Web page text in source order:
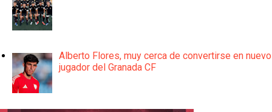
Alberto Flores, muy cerca de convertirse en nuevo
jugador del Granada CF